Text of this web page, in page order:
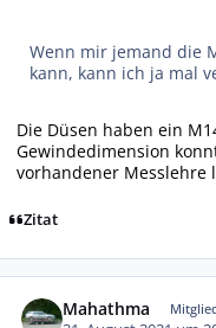
Wenn mir jemand die
kann, kann ich ja mal
Die Düsen haben ein
Gewindedimension
vorhandener Messlehre
Zitat
Mahathma